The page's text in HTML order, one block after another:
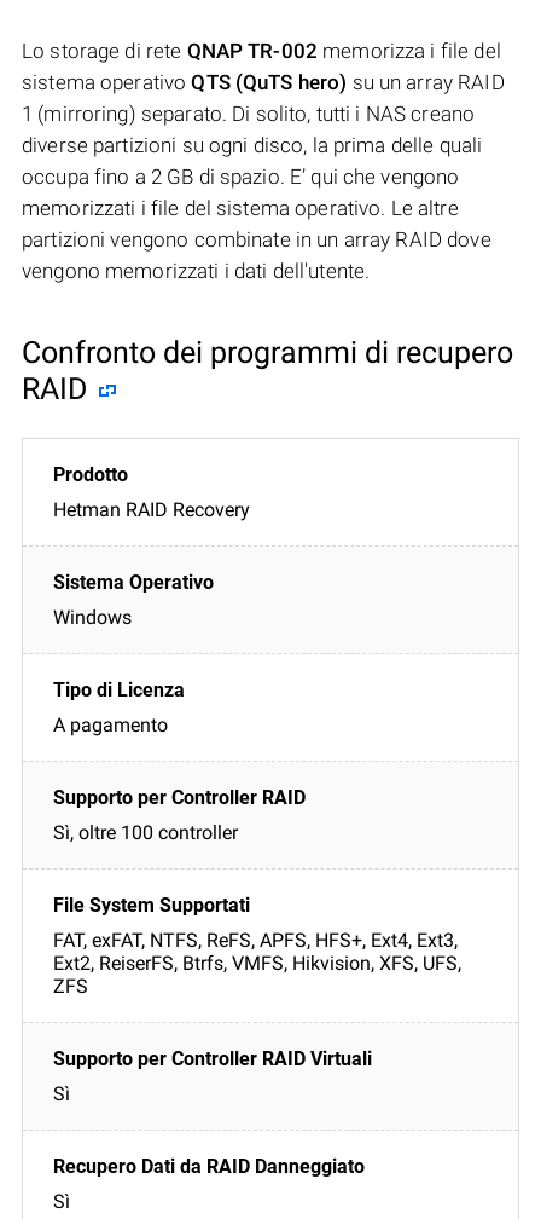
Lo storage di rete QNAP TR-002 memorizza i file del
sistema operativoQTS (QuTS hero) su un array RAID
1 (mirroring) separato. Di solito, tutti i NAS creano
diverse partizioni su ogni disco, la prima delle quali
occupa fino a 2 GB di spazio. E’ qui che vengono
memorizzati i file del sistema operativo. Le altre
partizioni vengono combinate in un array RAID dove
vengono memorizzati i dati dell'utente.
Confronto dei programmi di recupero
RAID
Hetman RAID Recovery
Windows
A pagamento
Sì, oltre 100 controller
FAT, exFAT, NTFS, ReFS, APFS, HFS+, Ext4, Ext3,
Ext2, ReiserFS, Btrfs, VMFS, Hikvision, XFS, UFS,
ZFS
Sì
Sì